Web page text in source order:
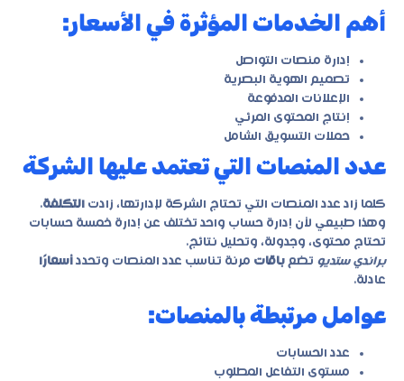
أهم الخدمات المؤثرة في الأسعار:
إدارة منصات التواصل
تصميم الهوية البصرية
الإعلانات المدفوعة
إنتاج المحتوى المرئي
حملات التسويق الشامل
عدد المنصات التي تعتمد عليها الشركة
كلما زاد عدد المنصات التي تحتاج الشركة لإدارتها، زادت التكلفة.
وهذا طبيعي لأن إدارة حساب واحد تختلف عن إدارة خمسة حسابات
تحتاج محتوى، وجدولة، وتحليل نتائج.
براندي ستديو تضع باقات مرنة تناسب عدد المنصات وتحدد أسعارًا
عادلة.
عوامل مرتبطة بالمنصات:
عدد الحسابات
مستوى التفاعل المطلوب